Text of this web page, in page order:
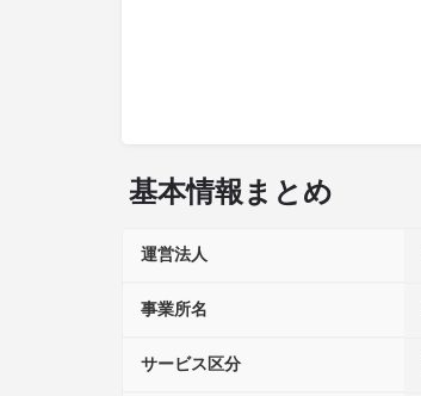
基本情報まとめ
運営法人
事業所名
サービス区分